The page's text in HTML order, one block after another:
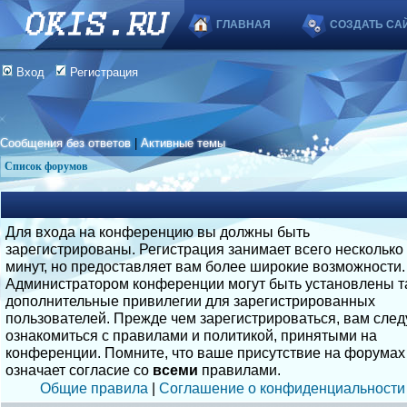
ГЛАВНАЯ СОЗДАТЬ
Вход Регистрация
Сообщения без ответов |Активные темы
Список форумов
Для входа на конференцию вы должны быть
зарегистрированы. Регистрация занимает всего несколько
минут, но предоставляет вам более широкие возможности.
Администратором конференции могут быть установлены
дополнительные привилегии для зарегистрированных
пользователей. Прежде чем зарегистрироваться, вам
ознакомиться с правилами и политикой, принятыми на
конференции. Помните, что ваше присутствие на форумах
означает согласие со всеми правилами.
Общие правила | Соглашение о конфиденциальности